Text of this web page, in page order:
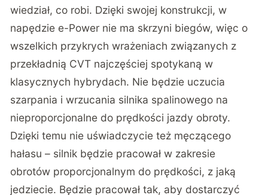
wiedział, co robi. Dzięki swojej konstrukcji, w
napędzie e-Power nie ma skrzyni biegów, więc o
wszelkich przykrych wrażeniach związanych z
przekładnią CVT najczęściej spotykaną w
klasycznych hybrydach. Nie będzie uczucia
szarpania i wrzucania silnika spalinowego na
nieproporcjonalne do prędkości jazdy obroty.
Dzięki temu nie uświadczycie też męczącego
hałasu – silnik będzie pracował w zakresie
obrotów proporcjonalnym do prędkości, z jaką
jedziecie. Będzie pracował tak, aby dostarczyć